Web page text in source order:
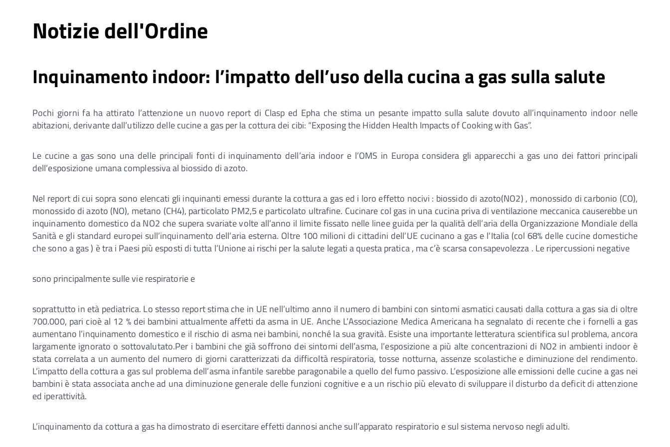
Notizie dell'Ordine
Inquinamento indoor: l’impatto dell’uso della cucina a gas sulla salute
Pochi giorni fa ha attirato l’attenzione un nuovo report di Clasp ed Epha che stima un pesante impatto sulla salute dovuto all’inquinamento indoor nelle
abitazioni, derivante dall’utilizzo delle cucine a gas per la cottura dei cibi: “Exposing the Hidden Health Impacts of Cooking with Gas”.
Le cucine a gas sono una delle principali fonti di inquinamento dell’aria indoor e l’OMS in Europa considera gli apparecchi a gas uno dei fattori principali
dell’esposizione umana complessiva al biossido di azoto.
Nel report di cui sopra sono elencati gli inquinanti emessi durante la cottura a gas ed i loro effetto nocivi : biossido di azoto(NO2) , monossido di carbonio (CO),
monossido di azoto (NO), metano (CH4), particolato PM2,5 e particolato ultrafine. Cucinare col gas in una cucina priva di ventilazione meccanica causerebbe un
inquinamento domestico da NO2 che supera svariate volte all’anno il limite fissato nelle linee guida per la qualità dell’aria della Organizzazione Mondiale della
Sanità e gli standard europei sull’inquinamento dell’aria esterna. Oltre 100 milioni di cittadini dell’UE cucinano a gas e l’Italia (col 68% delle cucine domestiche
che sono a gas ) è tra i Paesi più esposti di tutta l’Unione ai rischi per la salute legati a questa pratica , ma c’è scarsa consapevolezza . Le ripercussioni negative
sono principalmente sulle vie respiratorie e
soprattutto in età pediatrica. Lo stesso report stima che in UE nell’ultimo anno il numero di bambini con sintomi asmatici causati dalla cottura a gas sia di oltre
700.000, pari cioè al 12 % dei bambini attualmente affetti da asma in UE. Anche L’Associazione Medica Americana ha segnalato di recente che i fornelli a gas
aumentano l’inquinamento domestico e il rischio di asma nei bambini, nonché la sua gravità. Esiste una importante letteratura scientifica sul problema, ancora
largamente ignorato o sottovalutato.Per i bambini che già soffrono dei sintomi dell’asma, l’esposizione a più alte concentrazioni di NO2 in ambienti indoor è
stata correlata a un aumento del numero di giorni caratterizzati da difficoltà respiratoria, tosse notturna, assenze scolastiche e diminuzione del rendimento.
L’impatto della cottura a gas sul problema dell’asma infantile sarebbe paragonabile a quello del fumo passivo. L’esposizione alle emissioni delle cucine a gas nei
bambini è stata associata anche ad una diminuzione generale delle funzioni cognitive e a un rischio più elevato di sviluppare il disturbo da deficit di attenzione
ed iperattività.
L’inquinamento da cottura a gas ha dimostrato di esercitare effetti dannosi anche sull’apparato respiratorio e sul sistema nervoso negli adulti.